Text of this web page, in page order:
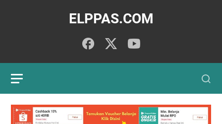
ELPPAS.COM